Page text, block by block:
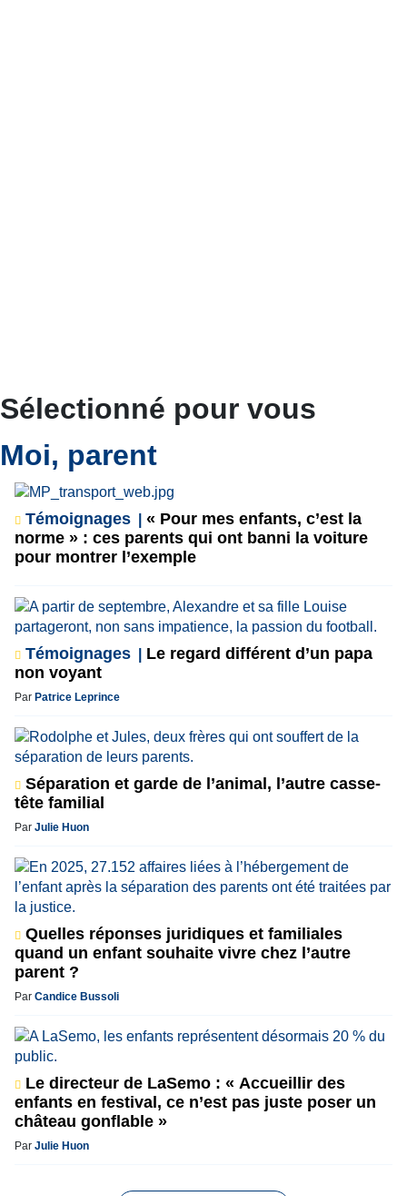
Sélectionné pour vous
Moi, parent
Témoignages
« Pour mes enfants, c’est la
norme » : ces parents qui ont banni la voiture
pour montrer l’exemple
Témoignages
Le regard différent d’un papa
non voyant
Par Patrice Leprince
Séparation et garde de l’animal, l’autre casse-
tête familial
Par Julie Huon
Quelles réponses juridiques et familiales
quand un enfant souhaite vivre chez l’autre
parent ?
Par Candice Bussoli
Le directeur de LaSemo : « Accueillir des
enfants en festival, ce n’est pas juste poser un
château gonflable »
Par Julie Huon